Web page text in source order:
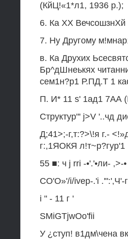
(КйЦ!«1*л1, 1936 р.);
6. Ка XX
7. Ну Другому
в. Ка Друхих
Бр^дШнеькях
сем1н?р1 Р.ПД.Т 1
П. И* 11 s' 1ад1 7АА
Структур"' j>V '..чд
Д;41>;-г,т:?>\!я г.-
г:,1ЯОКЯ
55 ■: ч j rri -•'.'•ли- ,>-
СО'О»'/i/ivep-.'i .'":',Ч'-г
i " - 11 г '
SMiGTjwOo'fii
У ¿ступ! в1дм\чена